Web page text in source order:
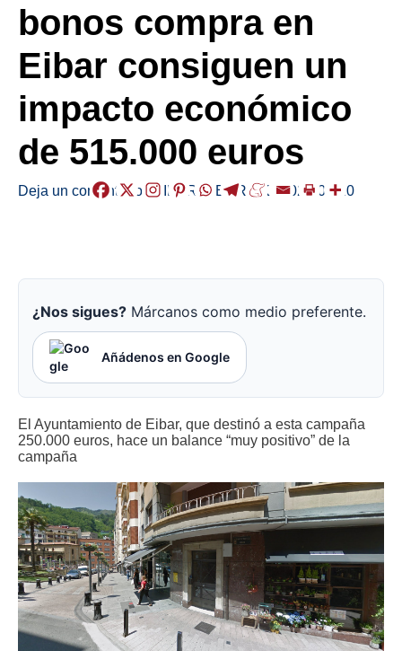
bonos compra en
Eibar consiguen un
impacto económico
de 515.000 euros
Deja un comentario /EIBAR ,HERRIAK /2020-07-20
¿Nos sigues? Márcanos como medio preferente.
Añádenos en Google
El Ayuntamiento de Eibar, que destinó a esta campaña
250.000 euros, hace un balance “muy positivo” de la
campaña